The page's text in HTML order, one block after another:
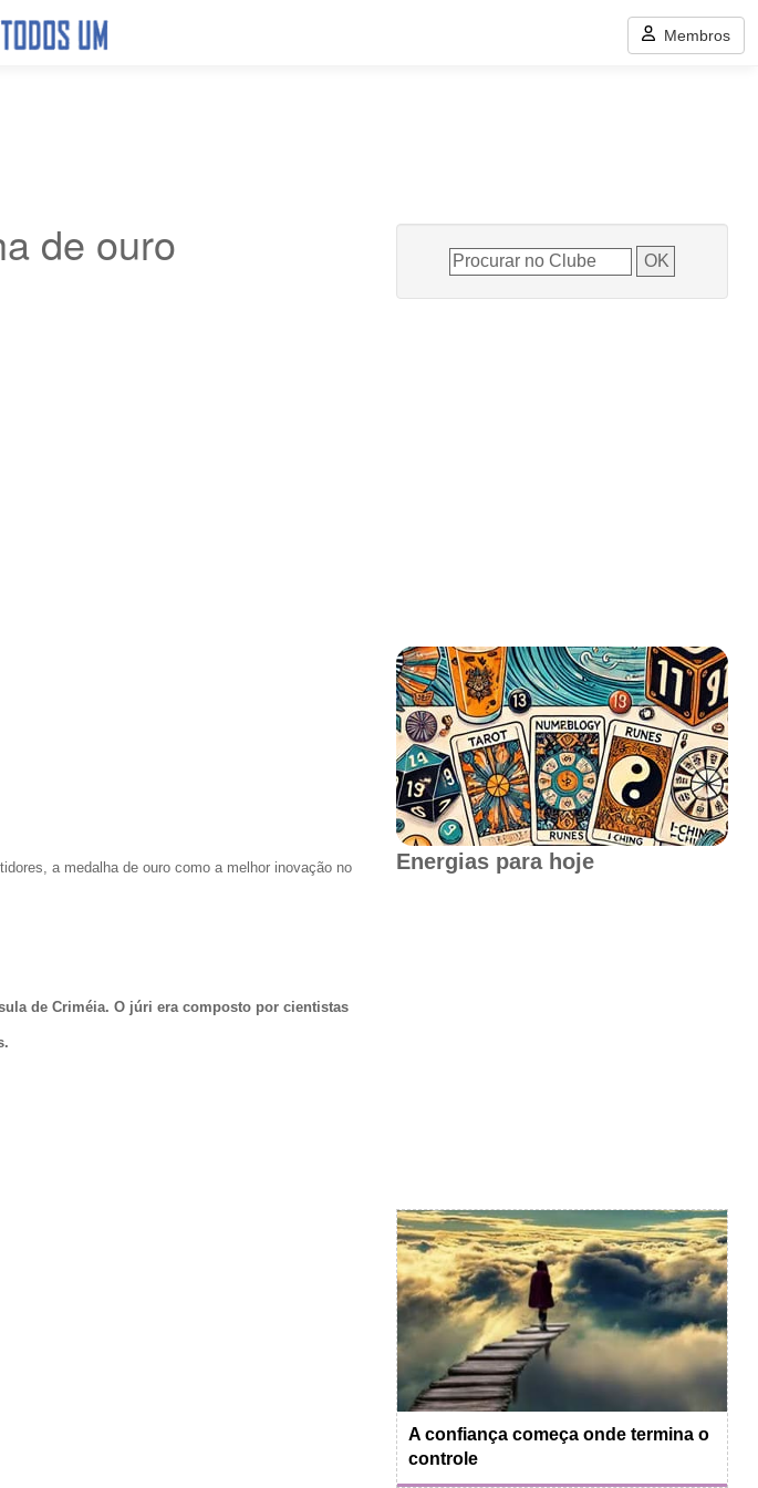
de ouro
a medalha de ouro como a melhor inovação no
de Criméia. O júri era composto por cientistas
Energias para hoje
A confiança começa onde termina o
controle
Membros